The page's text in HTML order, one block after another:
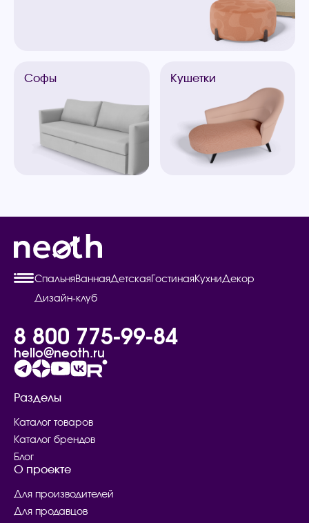
Софы Кушетки
СпальняВаннаяДетскаяГостинаяКухниДекор
Дизайн-клуб
8 800 775-99-84
hello@neoth.ru
Разделы
Каталог товаров
Каталог брендов
Блог
О проекте
Для производителей
Для продавцов